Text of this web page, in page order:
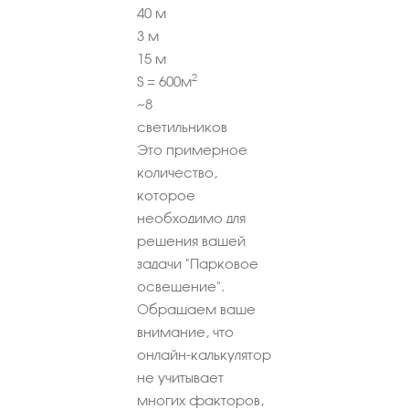
40 м
3 м
15 м
S = 600м2
~8
светильников
Это примерное
количество,
которое
необходимо для
решения вашей
задачи "Парковое
освещение".
Обращаем ваше
внимание, что
онлайн-калькулятор
не учитывает
многих факторов,